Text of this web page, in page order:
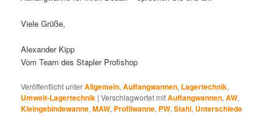
Viele Grüße,
Alexander Kipp
Vom Team des Stapler Profishop
Veröffentlicht unterAllgemein,Auffangwannen, Lagertechnik,
Umwelt-Lagertechnik |Verschlagwortet mitAuffangwannen,AW,
Kleingebindewanne,MAW, Profilwanne, PW,Stahl, Unterschiede